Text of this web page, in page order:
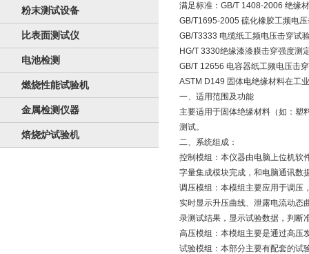
粉末测试设备
比表面测试仪
电池检测
燃烧性能试验机
金属检测仪器
焙烧炉试验机
满足标准：GB/T 1408-2006 绝缘
GB/T1695-2005 硫化橡胶工频电
GB/T3333 电缆纸工频电压击穿试
HG/T 3330绝缘漆漆膜击穿强度测
GB/T 12656 电容器纸工频电压击
ASTM D149 固体电绝缘材料在
一、适用范围及功能
主要适用于固体绝缘材料（如：塑
测试。
二、系统组成：
控制模组：本仪器由电脑上位机软
字量集成模块完成，和电脑通讯数
调压模组：本模组主要应用于调压
实时显示升压曲线、泄露电流动态
录测试结果，显示试验数据，判断
高压模组：本模组主要是通过高压
试验模组：本部分主要有配套的试